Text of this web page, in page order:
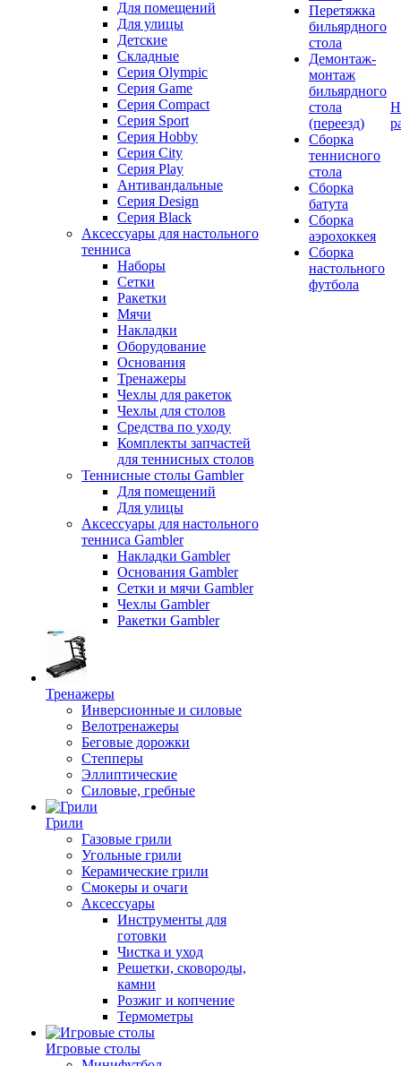
Для помещений
Для улицы
Детские
Складные
Серия Olympic
Серия Game
Серия Compact
Серия Sport
Серия Hobby
Серия City
Серия Play
Антивандальные
Серия Design
Серия Black
Аксессуары для настольного
тенниса
Наборы
Сетки
Ракетки
Мячи
Накладки
Оборудование
Основания
Тренажеры
Чехлы для ракеток
Чехлы для столов
Средства по уходу
Комплекты запчастей
для теннисных столов
Теннисные столы Gambler
Для помещений
Для улицы
Аксессуары для настольного
тенниса Gambler
Накладки Gambler
Основания Gambler
Сетки и мячи Gambler
Чехлы Gambler
Ракетки Gambler
Тренажеры
Инверсионные и силовые
Велотренажеры
Беговые дорожки
Степперы
Эллиптические
Силовые, гребные
Грили
Газовые грили
Угольные грили
Керамические грили
Смокеры и очаги
Аксессуары
Инструменты для
готовки
Чистка и уход
Решетки, сковороды,
камни
Розжиг и копчение
Термометры
Игровые столы
Перетяжка
бильярдного
стола
Демонтаж-
монтаж
бильярдного
стола
(переезд)
Сборка
теннисного
стола
Сборка
батута
Сборка
аэрохоккея
Сборка
настольного
футбола